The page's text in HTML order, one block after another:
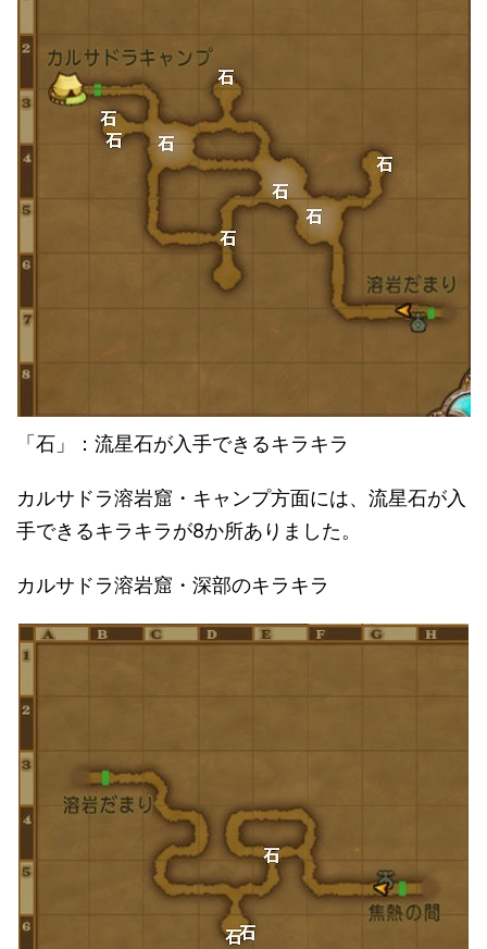
「石」：流星石が入手できるキラキラ
カルサドラ溶岩窟・キャンプ方面には、流星石が入
手できるキラキラが8か所ありました。
カルサドラ溶岩窟・深部のキラキラ